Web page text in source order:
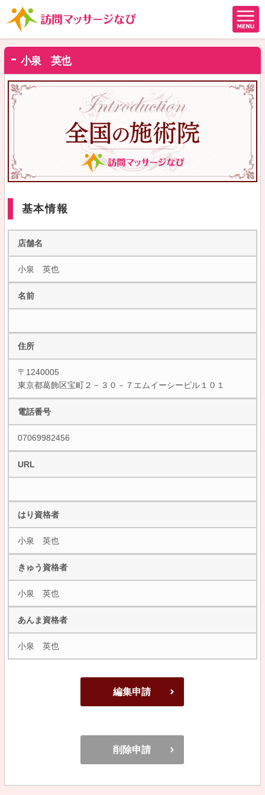
小泉 英也
基本情報
店舗名
小泉 英也
名前
住所
〒1240005
東京都葛飾区宝町２－３０－７エムイーシービル１０１
電話番号
07069982456
URL
はり資格者
小泉 英也
きゅう資格者
小泉 英也
あんま資格者
小泉 英也
編集申請
削除申請